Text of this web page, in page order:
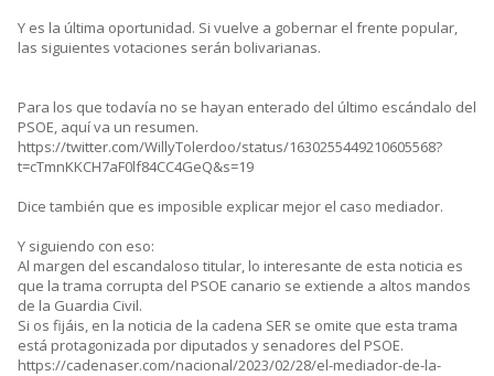
Y es la última oportunidad. Si vuelve a gobernar el frente popular,
las siguientes votaciones serán bolivarianas.
Para los que todavía no se hayan enterado del último escándalo del
PSOE, aquí va un resumen.
https://twitter.com/WillyTolerdoo/status/1630255449210605568?
t=cTmnKKCH7aF0lf84CC4GeQ&s=19
Dice también que es imposible explicar mejor el caso mediador.
Y siguiendo con eso:
Al margen del escandaloso titular, lo interesante de esta noticia es
que la trama corrupta del PSOE canario se extiende a altos mandos
de la Guardia Civil.
Si os fijáis, en la noticia de la cadena SER se omite que esta trama
está protagonizada por diputados y senadores del PSOE.
https://cadenaser.com/nacional/2023/02/28/el-mediador-de-la-